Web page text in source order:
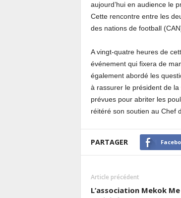
aujourd’hui en audience le
Cette rencontre entre les
des nations de football
A vingt-quatre heures de
événement qui fixera de
également abordé les
à rassurer le président de
prévues pour abriter les
réitéré son soutien au Chef
PARTAGER
Article précédent
L’association Mekok